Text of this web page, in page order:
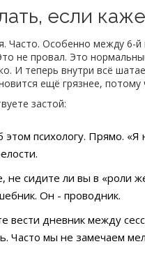
если
Часто. Особенно между 6-
не провал. Это
И теперь внутри всё
ещё грязнее,
застой:
этом психологу. Прямо.
не сидите ли вы в «роли
Он - проводник.
вести дневник между
Часто мы не замечаем